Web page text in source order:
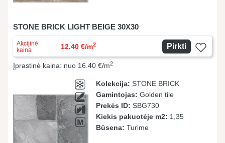
STONE BRICK LIGHT BEIGE 30X30
Akcijinė
kaina
12.40 €/m2 Pirkti
Įprastinė kaina: nuo 16.40 €/m2
Kolekcija: STONE BRICK
Gamintojas: Golden tile
Prekės ID: SBG730
Kiekis pakuotėje m2: 1,35
Būsena: Turime